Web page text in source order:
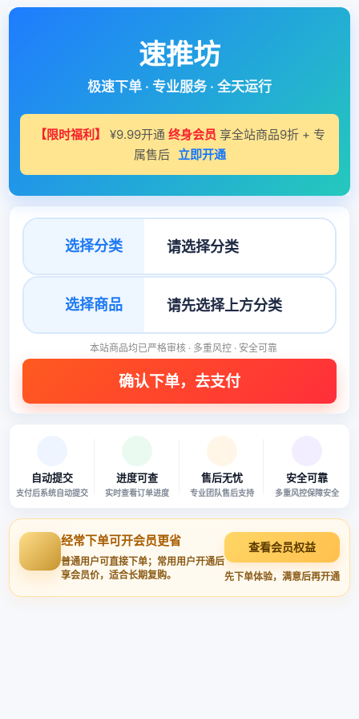
速推坊
极速下单 · 专业服务 · 全天运行
【限时福利】 ¥9.99开通 终身会员 享全站商品9折 + 专
属售后 立即开通
选择分类
选择商品
本站商品均已严格审核 · 多重风控 · 安全可靠
自动提交
支付后系统自动提交
进度可查
实时查看订单进度
售后无忧
专业团队售后支持
安全可靠
多重风控保障安全
经常下单可开会员更省
普通用户可直接下单；常用用户开通后
享会员价，适合长期复购。
查看会员权益
先下单体验，满意后再开通